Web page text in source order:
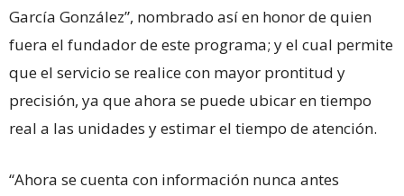
García González”, nombrado así en honor de quien
fuera el fundador de este programa; y el cual permite
que el servicio se realice con mayor prontitud y
precisión, ya que ahora se puede ubicar en tiempo
real a las unidades y estimar el tiempo de atención.
“Ahora se cuenta con información nunca antes